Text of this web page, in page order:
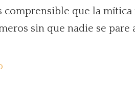
comprensible que la
sin que nadie se pare